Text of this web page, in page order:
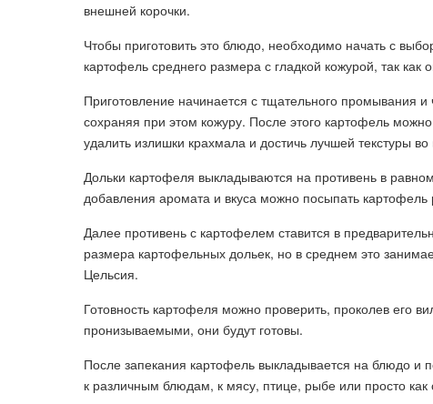
внешней корочки.
Чтобы приготовить это блюдо, необходимо начать с
картофель среднего размера с гладкой кожурой, так
Приготовление начинается с тщательного промывания
сохраняя при этом кожуру. После этого картофель
удалить излишки крахмала и достичь лучшей текстуры
Дольки картофеля выкладываются на противень в
добавления аромата и вкуса можно посыпать
Далее противень с картофелем ставится в
размера картофельных дольек, но в среднем это
Цельсия.
Готовность картофеля можно проверить, проколев его
пронизываемыми, они будут готовы.
После запекания картофель выкладывается на блюдо и
к различным блюдам, к мясу, птице, рыбе или просто как